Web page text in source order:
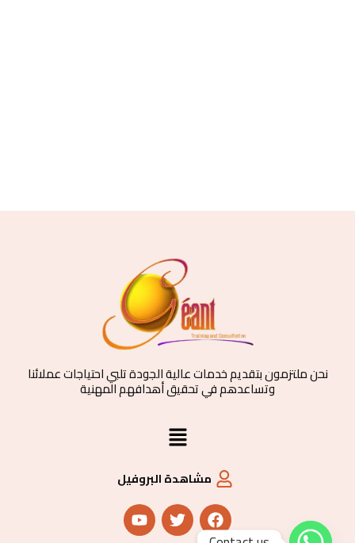
نحن ملتزمون بتقديم خدمات عالية الجودة تلبي احتياجات عملائنا
وتساعدهم في تحقيق أهدافهم المهنية
القائمة
مشاهدة البروفيل
F
a
T
w
Y
o